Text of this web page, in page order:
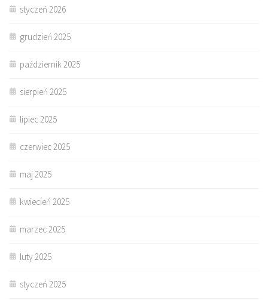
styczeń 2026
grudzień 2025
październik 2025
sierpień 2025
lipiec 2025
czerwiec 2025
maj 2025
kwiecień 2025
marzec 2025
luty 2025
styczeń 2025